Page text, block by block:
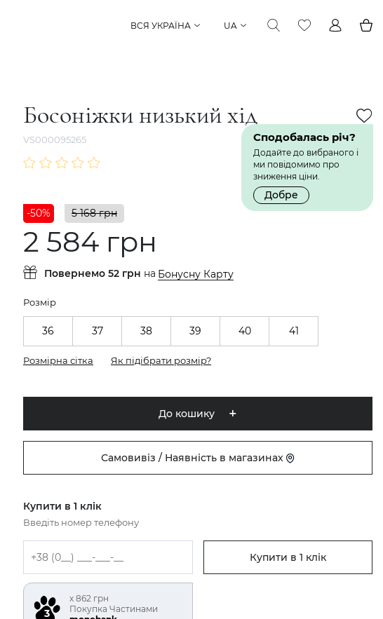
ВСЯ УКРАЇНА UA
Босоніжки низький хід
VS000095265 Сподобалась річ?
Додайте до вибраного і
ми повідомимо про
зниження ціни.
Добре
-50%
5 168 грн
2 584 грн
Повернемо 52 грн на Бонусну Карту
Розмір
36 37 38 39 40 41
Розмірна сітка Як підібрати розмір?
До кошику
Самовивіз / Наявність в магазинах
Купити в 1 клік
Введіть номер телефону
Купити в 1 клік
х 862 грн
Покупка Частинами